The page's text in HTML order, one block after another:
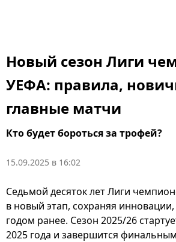
Новый сезон Лиги
УЕФА: правила,
главные матчи
Кто будет бороться за трофей?
15.09.2025 в 16:02
Седьмой десяток лет Лиги
в новый этап, сохраняя
годом ранее. Сезон 2025/26
2025 года и завершится